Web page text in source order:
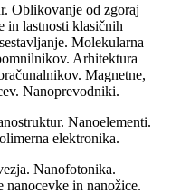
Oblikovanje od zgoraj
in lastnosti klasičnih
Molekularna
Arhitektura
Magnetne,
Nanoprevodniki.
Nanoelementi.
elektronika.
Nanofotonika.
in nanožice.